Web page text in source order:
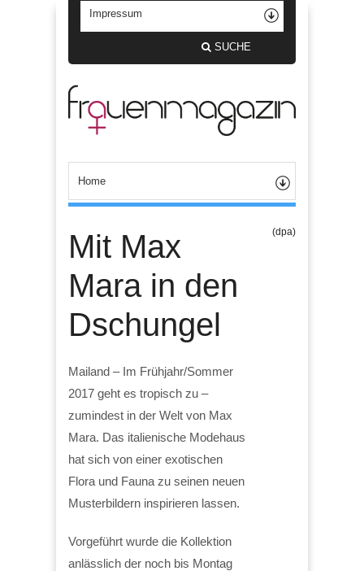
SUCHE
Mit Max
Mara in den
Dschungel
(dpa)
Mailand – Im Frühjahr/Sommer
2017 geht es tropisch zu –
zumindest in der Welt von Max
Mara. Das italienische Modehaus
hat sich von einer exotischen
Flora und Fauna zu seinen neuen
Musterbildern inspirieren lassen.
Vorgeführt wurde die Kollektion
anlässlich der noch bis Montag